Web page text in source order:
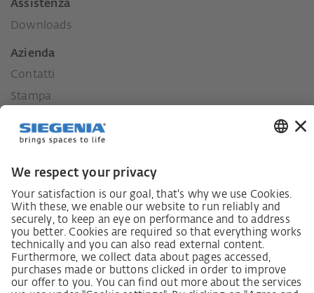
Assistenza
Downloads
Azienda
Contatti
Stampa
I nostri valori
Lieferkettensorgfaltspflichtengesetz